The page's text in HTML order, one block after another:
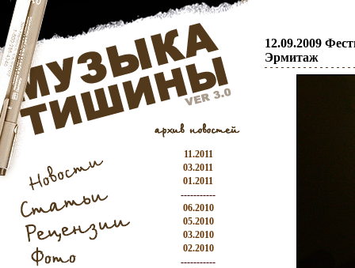
11.2011
03.2011
01.2011
-----------
06.2010
05.2010
03.2010
02.2010
-----------
12.09.2009
Эрмитаж